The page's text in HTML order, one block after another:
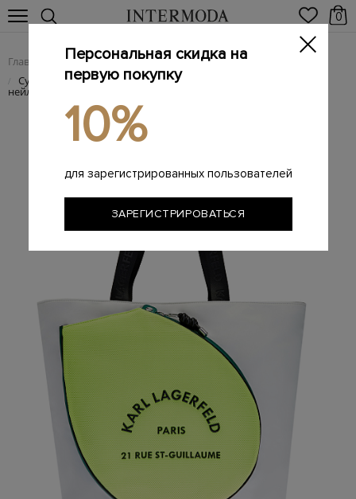
0
Главная Женщинам / Женские сумки из натуральной кожи
/ Сумка-тоут Rue St-Guillaume Tennis из водоотталкивающего
нейлона
Персональная скидка на
первую покупку
10%
для зарегистрированных пользователей
ЗАРЕГИСТРИРОВАТЬСЯ